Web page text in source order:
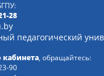
28
педагогический
кабинета, обращайтесь:
90